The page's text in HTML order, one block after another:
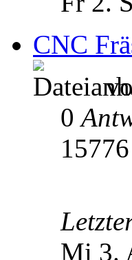
CNC
0
15776
Mi 3.